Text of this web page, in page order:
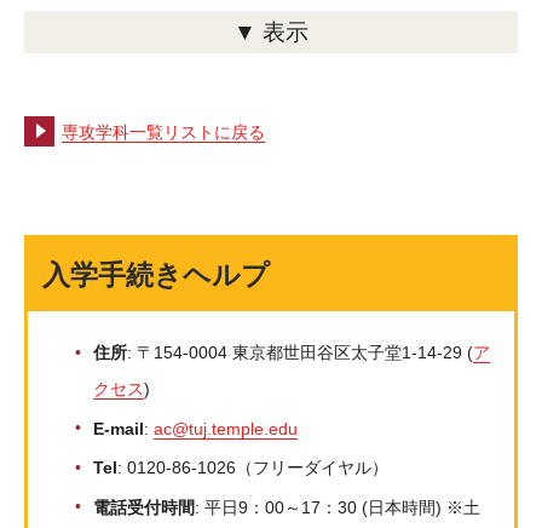
TUJでは語学力の向上が叶うのはもちろん、多種多様な人々と接
面目な学生だったので勉強に対する高いモチベーションを維持す
攻に政治学科を選びました。平均3回ほどのテストを課すクラス
が多く、また内容も難しく毎授業ミニテストを実施するハードな
成果を上げるためのタイムマネジメントスキルが培われ、現在の
メットライフ生命での仕事にも役立っています。アメリカ本校留
学中に開催されたキャリアフォーラムで内定を預けたこの会社で
TUJで学んだ粘り強さと継続することの大切さを忘れずにステッ
▼ 表示
専攻学科一覧リストに戻る
入学手続きヘルプ
住所: 〒154-0004 東京都世田谷区太子堂1-14-29 (ア
クセス)
E-mail: ac@tuj.temple.edu
Tel: 0120-86-1026（フリーダイヤル）
電話受付時間: 平日9：00～17：30 (日本時間) ※土